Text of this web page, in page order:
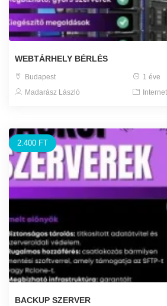
WEBTÁRHELY BÉRLÉS
Budapest
1 éve
Madarász László
2.400 FT
BACKUP SZERVER